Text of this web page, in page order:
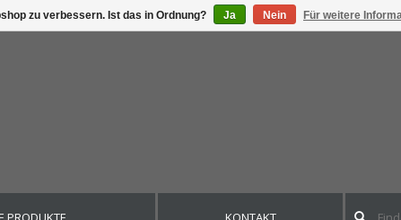
zu verbessern. Ist das in Ordnung? Ja Nein Für weitere